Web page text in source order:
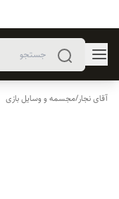
آقای نجار/مجسمه و وسایل بازی